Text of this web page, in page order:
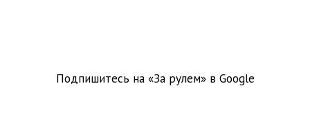
Подпишитесь на «За рулем» в Google